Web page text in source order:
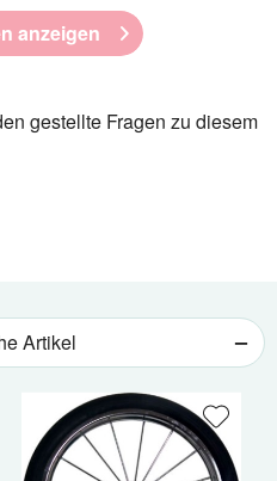
anzeigen
gestellte Fragen zu diesem
Artikel